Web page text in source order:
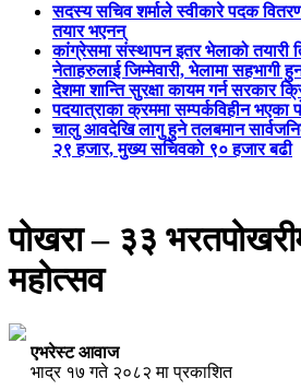
सदस्य सचिव शर्माले स्वीकारे पदक
तयार भएनन्
कांग्रेसमा संस्थापन इतर भेलाको तयारी
नेताहरुलाई जिम्मेवारी, भेलामा सहभागी
देशमा शान्ति सुरक्षा कायम गर्न सरकार
पदयात्राका क्रममा सम्पर्कविहीन भएका
चालु आवदेखि लागु हुने तलबमान
२९ हजार, मुख्य सचिवको ९० हजार बढी
पोखरा – ३३
महोत्सव
एभरेस्ट आवाज
भाद्र १७ गते २०८२ मा प्रकाशित